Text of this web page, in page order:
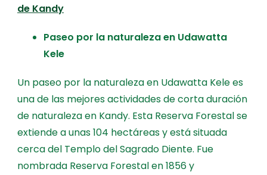
de Kandy
Paseo por la naturaleza en Udawatta
Kele
Un paseo por la naturaleza en Udawatta Kele es
una de las mejores actividades de corta duración
de naturaleza en Kandy. Esta Reserva Forestal se
extiende a unas 104 hectáreas y está situada
cerca del Templo del Sagrado Diente. Fue
nombrada Reserva Forestal en 1856 y